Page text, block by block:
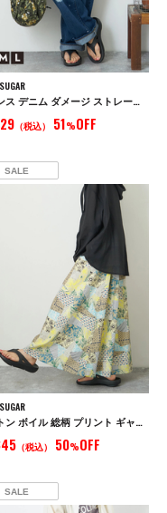
10オンス デニム ダメージ ストレート パンツ
（税込） 51%OFF
SALE
コットン ボイル 総柄 プリント ギャザー スカート
（税込） 50%OFF
SALE